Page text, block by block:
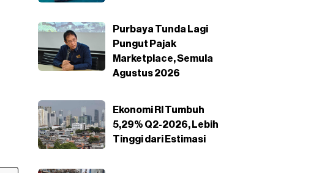
Purbaya Tunda Lagi
Pungut Pajak
Marketplace, Semula
Agustus 2026
Ekonomi RI Tumbuh
5,29% Q2-2026, Lebih
Tinggi dari Estimasi